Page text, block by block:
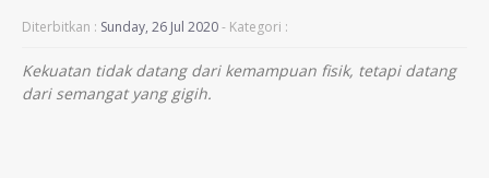
Diterbitkan : Sunday, 26 Jul 2020- Kategori :
Kekuatan tidak datang dari kemampuan fisik, tetapi datang
dari semangat yang gigih.